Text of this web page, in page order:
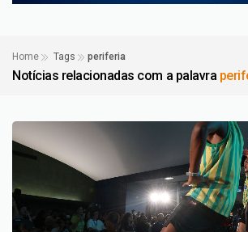
Home Tags periferia
Notícias relacionadas com a palavra